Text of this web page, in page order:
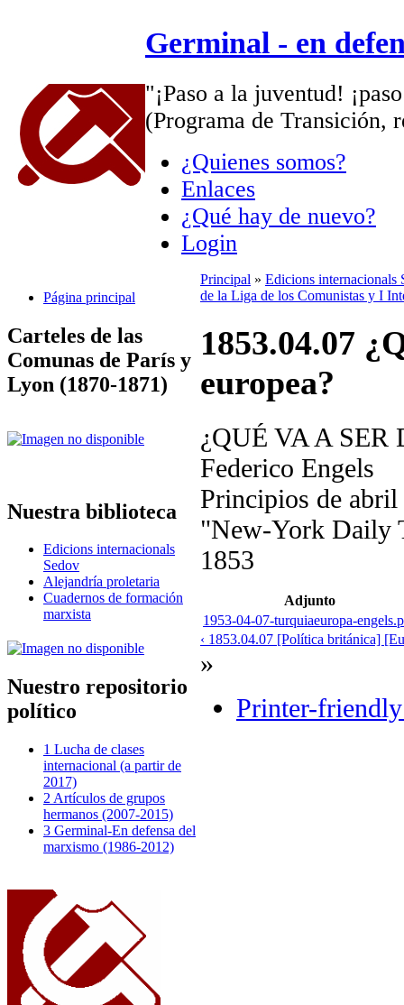
Germinal - en
"¡Paso a la juventud!
(Programa de Transición,
¿Quienes somos?
Enlaces
¿Qué hay de nuevo?
Login
Página principal
Carteles de las
Comunas de París y
Lyon (1870-1871)
Nuestra biblioteca
Edicions internacionals
Sedov
Alejandría proletaria
Cuadernos de formación
marxista
Nuestro repositorio
político
1 Lucha de clases
internacional (a partir de
2017)
2 Artículos de grupos
hermanos (2007-2015)
3 Germinal-En defensa del
marxismo (1986-2012)
Principal » Edicions internacionals
de la Liga de los Comunistas y I
1853.04.07
europea?
¿QUÉ VA A
Federico Engels
Principios de
"New-York Daily
1853
Adjunto
1953-04-07-turquiaeuropa-
‹ 1853.04.07 [Política británica]
»
Printer-